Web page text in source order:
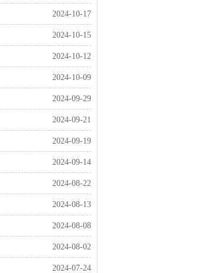
2024-10-17
2024-10-15
2024-10-12
2024-10-09
2024-09-29
2024-09-21
2024-09-19
2024-09-14
2024-08-22
2024-08-13
2024-08-08
2024-08-02
2024-07-24